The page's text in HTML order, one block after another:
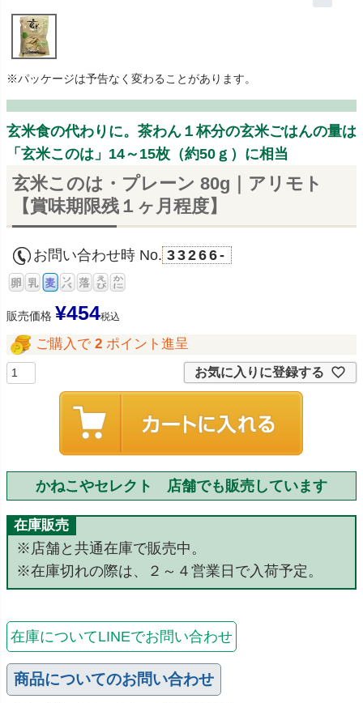
※パッケージは予告なく変わることがあります。
玄米食の代わりに。茶わん１杯分の玄米ごはんの量は
「玄米このは」14～15枚（約50ｇ）に相当
玄米このは・プレーン 80g｜アリモト
【賞味期限残１ヶ月程度】
お問い合わせ時 No. 33266-
販売価格 ¥454税込
ご購入で 2 ポイント進呈
お気に入りに登録する
かねこやセレクト 店舗でも販売しています
在庫販売
※店舗と共通在庫で販売中。
※在庫切れの際は、２～４営業日で入荷予定。
在庫についてLINEでお問い合わせ
商品についてのお問い合わせ